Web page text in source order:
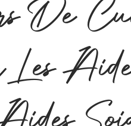
De